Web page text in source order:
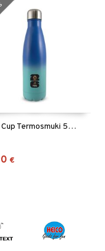
World Cup Termosmuki 500 ml Sininen
€